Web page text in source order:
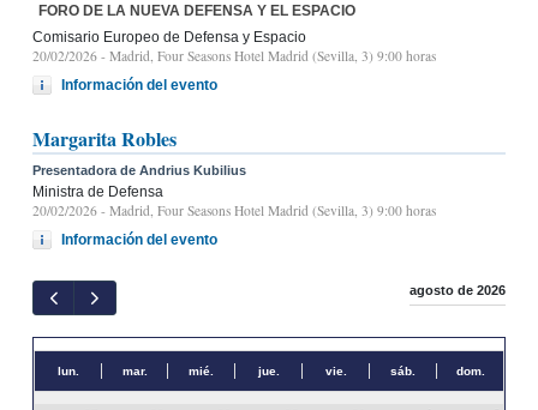
FORO DE LA NUEVA DEFENSA Y EL ESPACIO
Comisario Europeo de Defensa y Espacio
20/02/2026 - Madrid, Four Seasons Hotel Madrid (Sevilla, 3) 9:00 horas
Información del evento
Margarita Robles
Presentadora de Andrius Kubilius
Ministra de Defensa
20/02/2026 - Madrid, Four Seasons Hotel Madrid (Sevilla, 3) 9:00 horas
Información del evento
agosto de 2026
lun. mar. mié. jue. vie. sáb. dom.